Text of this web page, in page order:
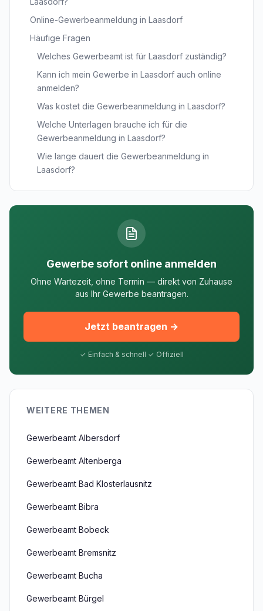
Online-Gewerbeanmeldung in Laasdorf
Häufige Fragen
Welches Gewerbeamt ist für Laasdorf zuständig?
Kann ich mein Gewerbe in Laasdorf auch online
anmelden?
Was kostet die Gewerbeanmeldung in Laasdorf?
Welche Unterlagen brauche ich für die
Gewerbeanmeldung in Laasdorf?
Wie lange dauert die Gewerbeanmeldung in
Laasdorf?
Gewerbe sofort online anmelden
Ohne Wartezeit, ohne Termin — direkt von Zuhause
aus Ihr Gewerbe beantragen.
Jetzt beantragen →
✓ Einfach & schnell ✓ Offiziell
WEITERE THEMEN
Gewerbeamt Albersdorf
Gewerbeamt Altenberga
Gewerbeamt Bad Klosterlausnitz
Gewerbeamt Bibra
Gewerbeamt Bobeck
Gewerbeamt Bremsnitz
Gewerbeamt Bucha
Gewerbeamt Bürgel